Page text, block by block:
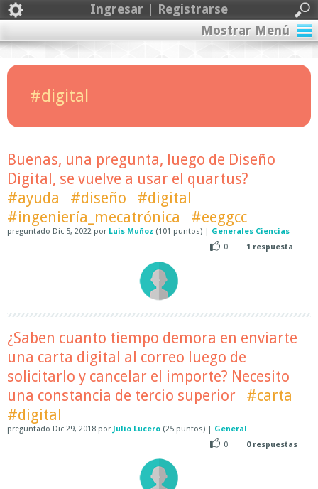
Ingresar | Registrarse
Mostrar Menú
#digital
Buenas, una pregunta, luego de Diseño
Digital, se vuelve a usar el quartus?
#ayuda
#diseño
#digital
#ingeniería_mecatrónica
#eeggcc
preguntado Dic 5, 2022 por Luis Muñoz (101 puntos) | Generales Ciencias
0
1 respuesta
¿Saben cuanto tiempo demora en enviarte
una carta digital al correo luego de
solicitarlo y cancelar el importe? Necesito
una constancia de tercio superior
#carta
#digital
preguntado Dic 29, 2018 por Julio Lucero (25 puntos) | General
0
0respuestas